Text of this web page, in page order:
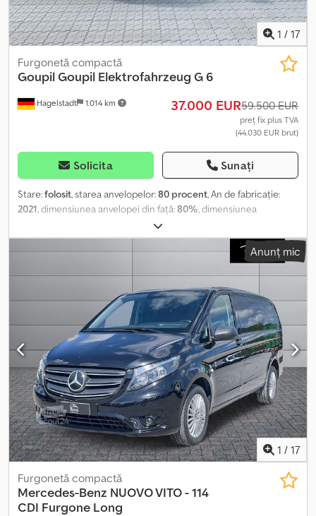
1 / 17
Hagelstadt 1.014 km
Furgonetă compactă
GoupilGoupil Elektrofahrzeug G 6
37.000 EUR59.500 EUR
preț fix plus TVA
(44.030 EUR brut)
Solicita Sunați
Stare:folosit, starea anvelopelor:80 procent, An de fabricație:
2021 , dimensiunea anvelopei din față:80% , dimensiunea
, viteză maximă:
înmatriculare: 2021_____Vindem aici utilajul nostru de prezentare
Goupil G6, cu baterie litiu de 28,8 kWh, clasa de vehicul N1,
autonomie (conform WLTC și testată în practică) de până la ~110
electrică de 5000W, servodirecție, faruri și stopuri LED, frână cu
recuperare, uși cu oglinzi reglabile și rabatabile electric, geamuri
electrice, protecție la baza șasiului, cuplă de remorcă cu cap
sferic, sarcină maximă remorcabilă (cu frână) 1700 kg, conform
StVZO. Cutie de transport și scule în spatele cabinei. Radio cu
MP3 și Bluetooth, girofar LED, încălzire pentru scaunul șoferului,
comenzi în cabină pentru funcțiile vehiculului, basculant scurt cu
trei laturi din aluminiu rabatabile, suprastructură cu grilaj pentru
vehicule combinate. Informații suplimentare la cerere. Locația:
93095 Hagelstadt. Dcodpfxsqk N D Ae Aidsk
Anunț mic
1 / 17
Furgonetă compactă
Mercedes-Benz NUOVO VITO - 114
CDI Furgone Long